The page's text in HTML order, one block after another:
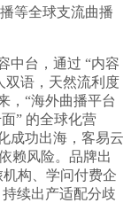
播等全球支流曲播
台，通过 “内容
双语，天然流利度
，“海外曲播平台
” 的全球化营
成功出海，客易云
赖风险。品牌出
机构、学问付费企
续出产适配分歧